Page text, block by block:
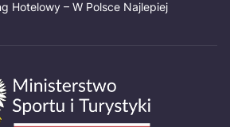
Hotelowy – W Polsce Najlepiej